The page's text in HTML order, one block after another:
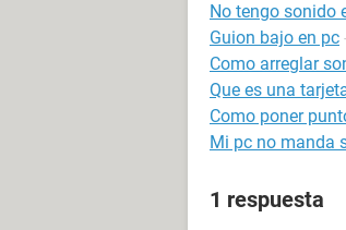
No tengo sonido
Guion bajo en pc
Como arreglar
Que es una
Como poner
Mi pc no manda
1 respuesta